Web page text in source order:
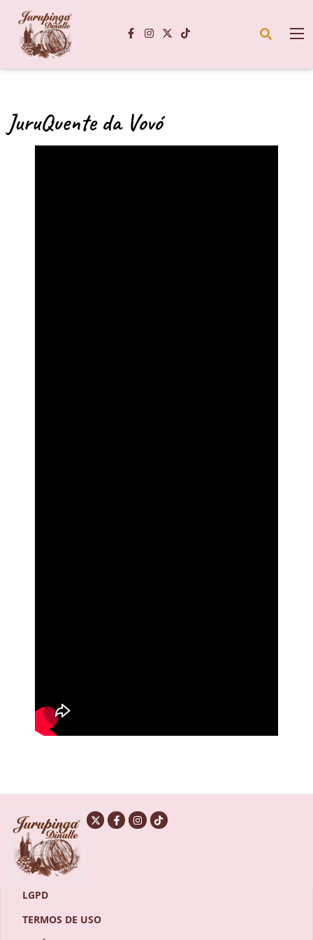
JuruQuente da Vovó
LGPD
TERMOS DE USO